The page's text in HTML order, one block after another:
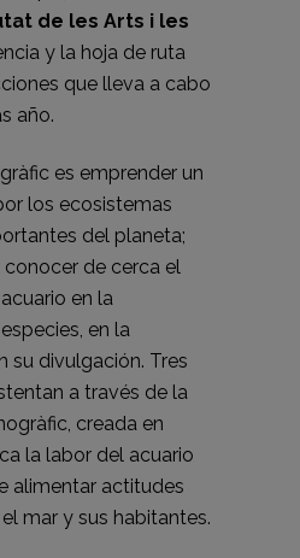
de les Arts i les
y la hoja de ruta
que lleva a cabo
año.
es emprender un
los ecosistemas
del planeta;
de cerca el
en la
en la
su divulgación. Tres
a través de la
creada en
la labor del acuario
alimentar actitudes
mar y sus habitantes.